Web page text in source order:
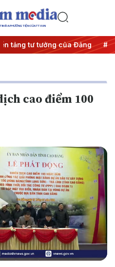
ĐA PHƯƠNG TIỆN CỦA TTXVN
tưởng của Đảng #Hội nghị
cao điểm 100
Play
Video